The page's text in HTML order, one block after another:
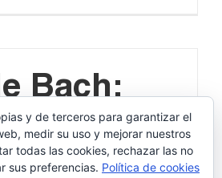
Bach:
12th, 2016 | FLOR BACH
y de terceros para garantizar el
medir su uso y mejorar nuestros
todas las cookies, rechazar las no
sus preferencias. Política de cookies